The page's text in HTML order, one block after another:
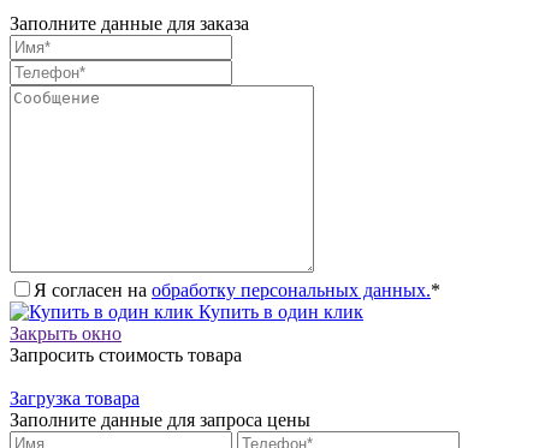
Заполните данные для заказа
Я согласен на обработку персональных данных.*
Купить в один клик
Закрыть окно
Запросить стоимость товара
Загрузка товара
Заполните данные для запроса цены